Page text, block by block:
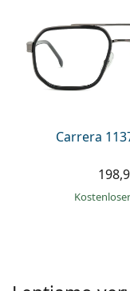
Prada
Alle Marken
Carrera